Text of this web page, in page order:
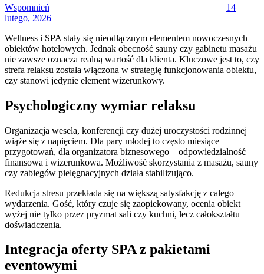
Wspomnień
14
lutego, 2026
Wellness i SPA stały się nieodłącznym elementem nowoczesnych
obiektów hotelowych. Jednak obecność sauny czy gabinetu masażu
nie zawsze oznacza realną wartość dla klienta. Kluczowe jest to, czy
strefa relaksu została włączona w strategię funkcjonowania obiektu,
czy stanowi jedynie element wizerunkowy.
Psychologiczny wymiar relaksu
Organizacja wesela, konferencji czy dużej uroczystości rodzinnej
wiąże się z napięciem. Dla pary młodej to często miesiące
przygotowań, dla organizatora biznesowego – odpowiedzialność
finansowa i wizerunkowa. Możliwość skorzystania z masażu, sauny
czy zabiegów pielęgnacyjnych działa stabilizująco.
Redukcja stresu przekłada się na większą satysfakcję z całego
wydarzenia. Gość, który czuje się zaopiekowany, ocenia obiekt
wyżej nie tylko przez pryzmat sali czy kuchni, lecz całokształtu
doświadczenia.
Integracja oferty SPA z pakietami
eventowymi